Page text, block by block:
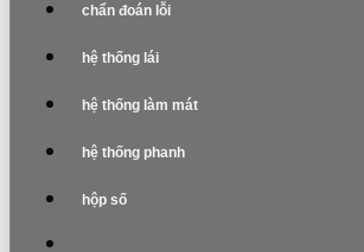
chẩn đoán lỗi
hệ thống lái
hệ thống làm mát
hệ thống phanh
hộp số